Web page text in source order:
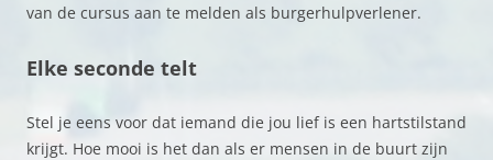
van de cursus aan te melden als burgerhulpverlener.
Elke seconde telt
Stel je eens voor dat iemand die jou lief is een hartstilstand
krijgt. Hoe mooi is het dan als er mensen in de buurt zijn